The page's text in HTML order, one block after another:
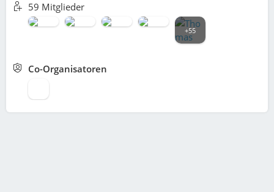
59 Mitglieder
+55
Co-Organisatoren